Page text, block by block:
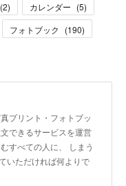
(2) カレンダー (5)
フォトブック (190)
プリント・フォトブッ
できるサービスを運営
すべての人に、 しまう
いただければ何よりで